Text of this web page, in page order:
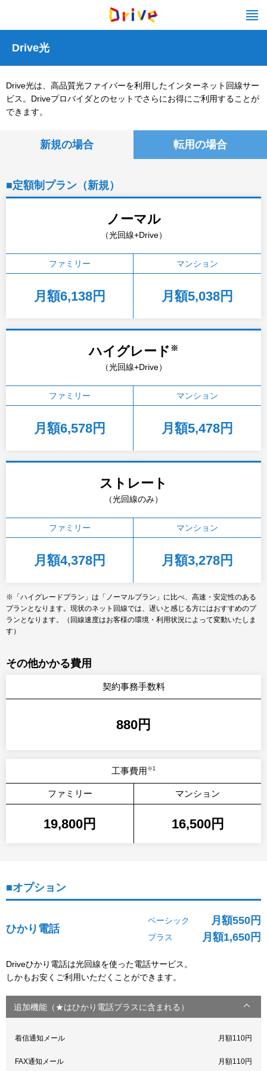
Drive光
Drive光は、高品質光ファイバーを利用したインターネット回線サー
ビス。Driveプロバイダとのセットでさらにお得にご利用することが
できます。
新規の場合 転用の場合
■定額制プラン（新規）
ノーマル
（光回線+Drive）
ファミリー マンション
月額6,138円 月額5,038円
ハイグレード ※
（光回線+Drive）
ファミリー マンション
月額6,578円 月額5,478円
ストレート
（光回線のみ）
ファミリー マンション
月額4,378円 月額3,278円
※「ハイグレードプラン」は「ノーマルプラン」に比べ、高速・安定性のある
プランとなります。現状のネット回線では、遅いと感じる方にはおすすめのプ
ランとなります。（回線速度はお客様の環境・利用状況によって変動いたしま
す）
その他かかる費用
契約事務手数料
880円
工事費用 ※1
ファミリー マンション
19,800円 16,500円
■オプション
ひかり電話
ベーシック 月額550円
プラス 月額1,650円
Driveひかり電話は光回線を使った電話サービス。
しかもお安くご利用いただくことができます。
追加機能（★はひかり電話プラスに含まれる）
着信通知メール 月額110円
FAX通知メール 月額110円